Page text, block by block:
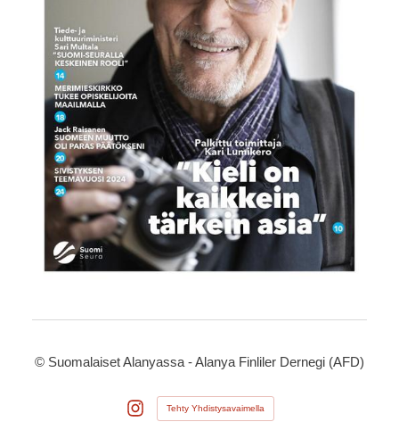
© Suomalaiset Alanyassa - Alanya Finliler Dernegi (AFD)
Tehty Yhdistysavaimella